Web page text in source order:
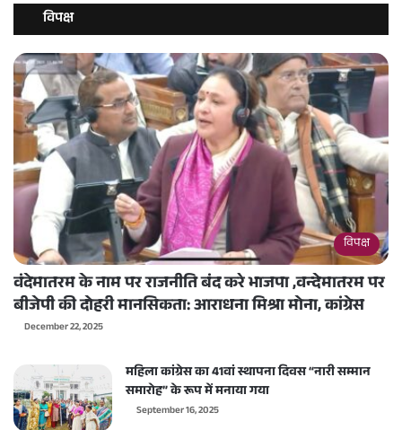
विपक्ष
विपक्ष
वंदेमातरम के नाम पर राजनीति बंद करे भाजपा ,वन्देमातरम पर
बीजेपी की दोहरी मानसिकता: आराधना मिश्रा मोना, कांग्रेस
December 22, 2025
महिला कांग्रेस का 41वां स्थापना दिवस “नारी सम्मान
समारोह” के रूप में मनाया गया
September 16, 2025